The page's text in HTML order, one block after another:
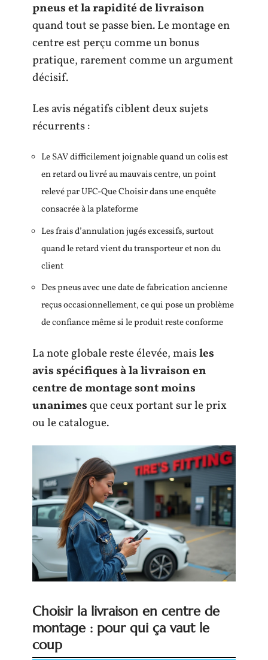
pneus et la rapidité de livraison
quand tout se passe bien. Le montage en
centre est perçu comme un bonus
pratique, rarement comme un argument
décisif.
Les avis négatifs ciblent deux sujets
récurrents :
Le SAV difficilement joignable quand un colis est
en retard ou livré au mauvais centre, un point
relevé par UFC-Que Choisir dans une enquête
consacrée à la plateforme
Les frais d’annulation jugés excessifs, surtout
quand le retard vient du transporteur et non du
client
Des pneus avec une date de fabrication ancienne
reçus occasionnellement, ce qui pose un problème
de confiance même si le produit reste conforme
La note globale reste élevée, maisles
avis spécifiques à la livraison en
centre de montage sont moins
unanimesque ceux portant sur le prix
ou le catalogue.
Choisir la livraison en centre de
montage : pour qui ça vaut le
coup